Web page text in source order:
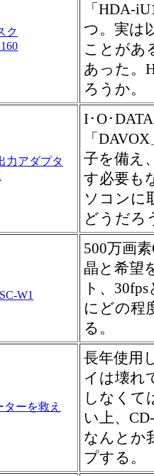
ク
「HDA-
つ。実は
ことがあ
あった。
ろうか。
力アダプタ
I･O･
「
子を備え
す必要も
ソコンに
どうだろ
W1
500万画
晶と希望
ト、
にどの程
る。
ターを救え
長年使用
イは壊れ
しなくて
い上、
なんとか
プする。